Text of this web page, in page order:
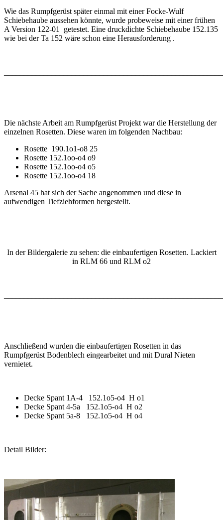
Wie das Rumpfgerüst später einmal mit einer Focke-Wulf
Schiebehaube aussehen könnte, wurde probeweise mit einer frühen
A Version 122-01 getestet. Eine druckdichte Schiebehaube 152.135
wie bei der Ta 152 wäre schon eine Herausforderung .
Die nächste Arbeit am Rumpfgerüst Projekt war die Herstellung der
einzelnen Rosetten. Diese waren im folgenden Nachbau:
Rosette 190.1o1-o8 25
Rosette 152.1oo-o4 o9
Rosette 152.1oo-o4 o5
Rosette 152.1oo-o4 18
Arsenal 45 hat sich der Sache angenommen und diese in
aufwendigen Tiefziehformen hergestellt.
In der Bildergalerie zu sehen: die einbaufertigen Rosetten. Lackiert
in RLM 66 und RLM o2
Anschließend wurden die einbaufertigen Rosetten in das
Rumpfgerüst Bodenblech eingearbeitet und mit Dural Nieten
vernietet.
Decke Spant 1A-4 152.1o5-o4 H o1
Decke Spant 4-5a 152.1o5-o4 H o2
Decke Spant 5a-8 152.1o5-o4 H o4
Detail Bilder: